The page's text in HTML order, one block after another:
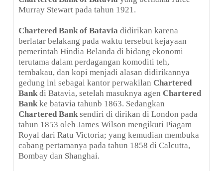
Murray Stewart pada tahun 1921.
Chartered Bank of Batavia didirikan karena
berlatar belakang pada waktu tersebut kejayaan
pemerintah Hindia Belanda di bidang ekonomi
terutama dalam perdagangan komoditi teh,
tembakau, dan kopi menjadi alasan didirikannya
gedung ini sebagai kantor perwakilan Chartered
Bank di Batavia, setelah masuknya agen Chartered
Bank ke batavia tahunb 1863. Sedangkan
Chartered Bank sendiri di dirikan di London pada
tahun 1853 oleh James Wilson mengikuti Piagam
Royal dari Ratu Victoria; yang kemudian membuka
cabang pertamanya pada tahun 1858 di Calcutta,
Bombay dan Shanghai.